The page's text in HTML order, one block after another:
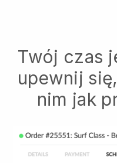
Twój czas
upewnij
nim jak